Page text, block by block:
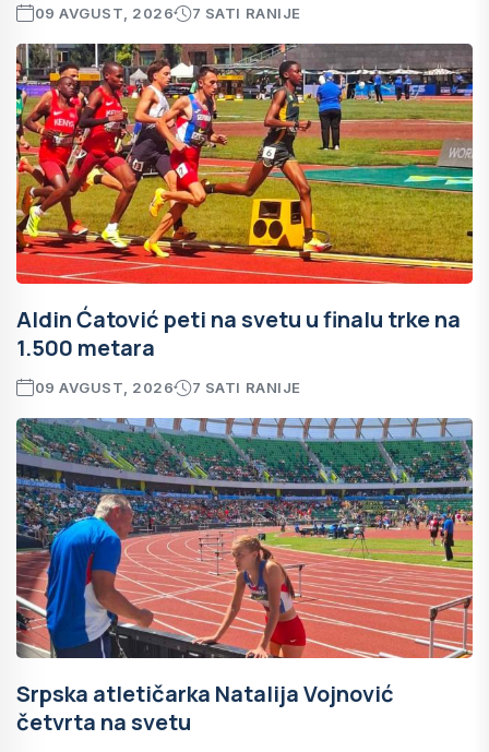
09 AVGUST, 2026 7 SATI RANIJE
Aldin Ćatović peti na svetu u finalu trke na
1.500 metara
09 AVGUST, 2026 7 SATI RANIJE
Srpska atletičarka Natalija Vojnović
četvrta na svetu